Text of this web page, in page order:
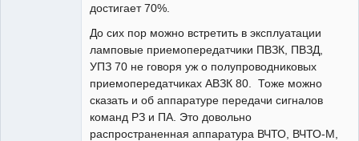
достигает 70%.
До сих пор можно встретить в эксплуатации
ламповые приемопередатчики ПВЗК, ПВЗД,
УПЗ 70 не говоря уж о полупроводниковых
приемопередатчиках АВЗК 80. Тоже можно
сказать и об аппаратуре передачи сигналов
команд РЗ и ПА. Это довольно
распространенная аппаратура ВЧТО, ВЧТО-М,